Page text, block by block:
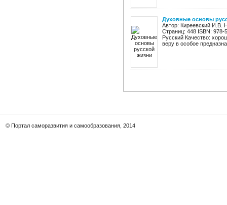
Духовные основы
Автор: Киреевский И.В.
Страниц: 448 ISBN:
Русский Качество:
веру в особое
© Портал саморазвития и самообразования, 2014